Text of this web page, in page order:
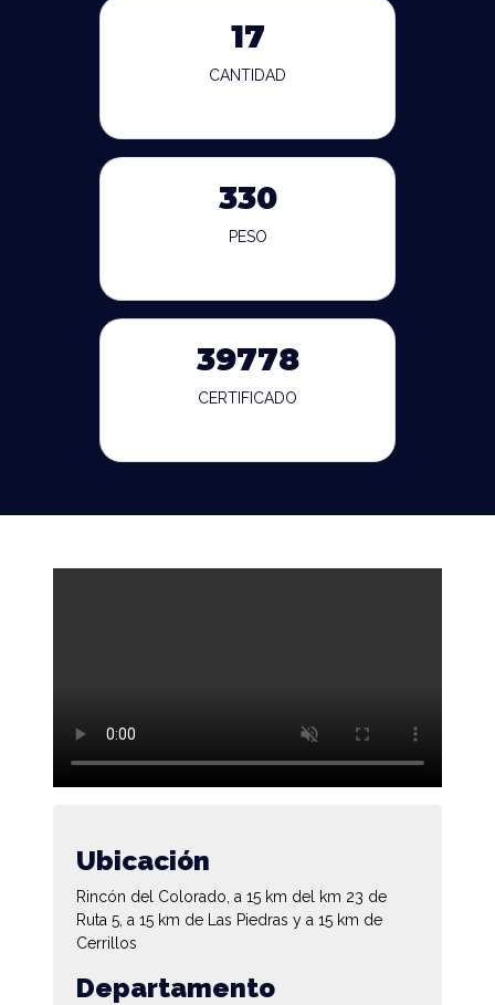
17
CANTIDAD
330
PESO
39778
CERTIFICADO
Ubicación
Rincón del Colorado, a 15 km del km 23 de
Ruta 5, a 15 km de Las Piedras y a 15 km de
Cerrillos
Departamento